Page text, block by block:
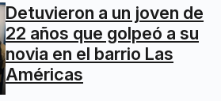
Detuvieron a un joven de
22 años que golpeó a su
novia en el barrio Las
Américas